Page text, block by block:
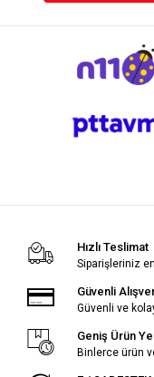
Hızlı Teslimat
Siparişleriniz
Güvenli
Güvenli ve
Geniş Ürün
Binlerce ürün